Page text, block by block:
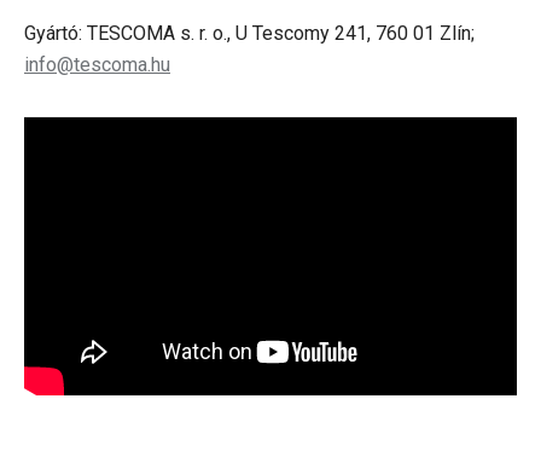
Gyártó: TESCOMA s. r. o., U Tescomy 241, 760 01 Zlín;
info@tescoma.hu